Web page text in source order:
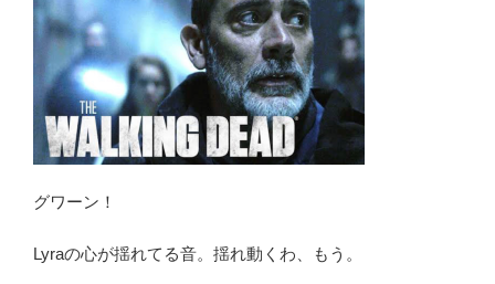
話】
ネ
タ
バ
レ
リ
ホ
グワーン！
Lyraの心が揺れてる音。揺れ動くわ、もう。